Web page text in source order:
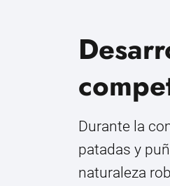
Durante la
patadas y
naturaleza